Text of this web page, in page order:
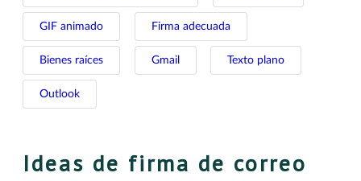
GIF animado Firma adecuada
Bienes raíces Gmail Texto plano
Outlook
Ideas de firma de correo